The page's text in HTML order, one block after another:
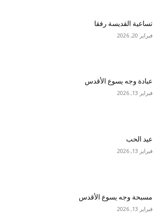
تساعية القديسة رفقا
فبراير 20, 2026
عبادة وجه يسوع الأقدس
فبراير 13, 2026
عيد الحب
فبراير 13, 2026
مسبحة وجه يسوع الأقدس
فبراير 13, 2026